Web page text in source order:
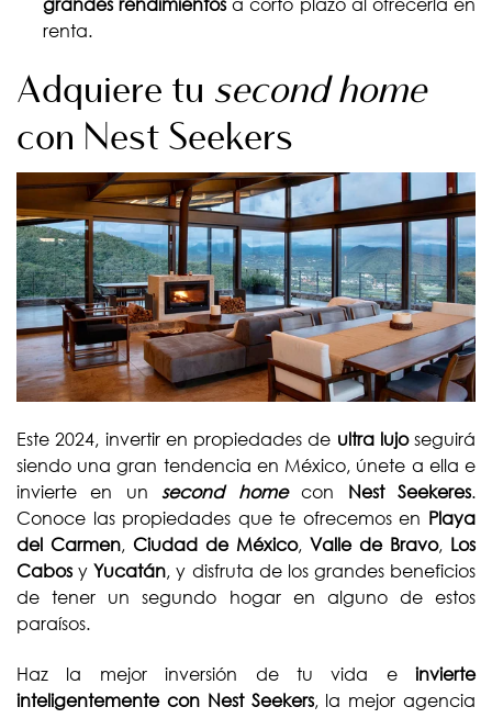
grandes rendimientos a corto plazo al ofrecerla en
renta.
Adquiere tu second home
con Nest Seekers
Este 2024, invertir en propiedades de ultra lujoseguirá
siendo una gran tendencia en México, únete a ella e
invierte en unsecond homecon Nest Seekeres.
Conoce las propiedades que te ofrecemos en Playa
del Carmen, Ciudad de México, Valle de Bravo, Los
Cabos yYucatán, y disfruta de los grandes beneficios
de tener un segundo hogar en alguno de estos
paraísos.
Haz la mejor inversión de tu vida e invierte
inteligentemente con Nest Seekers, la mejor agencia